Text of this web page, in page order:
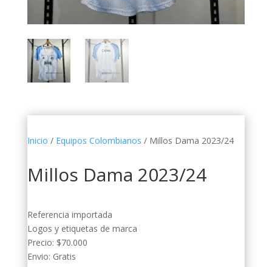
Inicio / Equipos Colombianos / Millos Dama 2023/24
Millos Dama 2023/24
Referencia importada
Logos y etiquetas de marca
Precio: $70.000
Envio: Gratis